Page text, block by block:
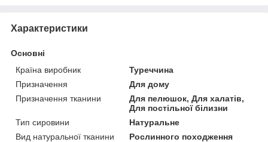
Характеристики
Основні
Країна виробник
Туреччина
Призначення
Для дому
Призначення тканини
Для пелюшок, Для халатів,
Для постільної білизни
Тип сировини
Натуральне
Вид натуральної тканини
Рослинного походження